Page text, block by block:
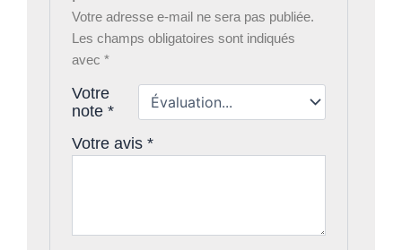
Votre adresse e-mail ne sera pas publiée.
Les champs obligatoires sont indiqués
avec*
Votre
note*
Votre avis*